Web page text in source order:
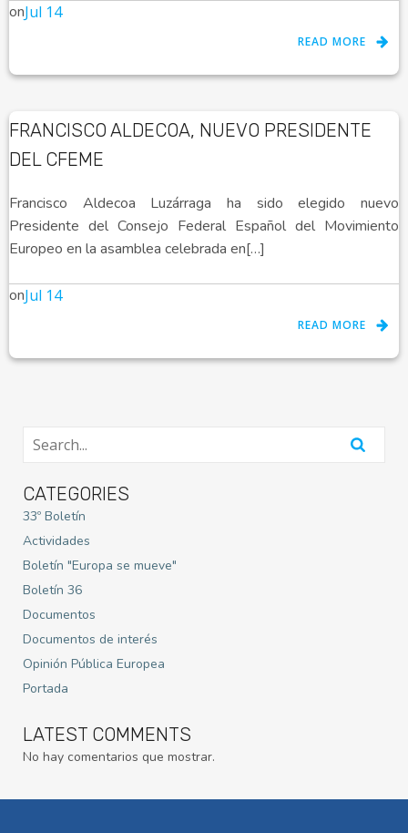
onJul 14
READ MORE
FRANCISCO ALDECOA, NUEVO PRESIDENTE
DEL CFEME
Francisco Aldecoa Luzárraga ha sido elegido nuevo
Presidente del Consejo Federal Español del Movimiento
Europeo en la asamblea celebrada en[…]
onJul 14
READ MORE
CATEGORIES
33º Boletín
Actividades
Boletín "Europa se mueve"
Boletín 36
Documentos
Documentos de interés
Opinión Pública Europea
Portada
LATEST COMMENTS
No hay comentarios que mostrar.